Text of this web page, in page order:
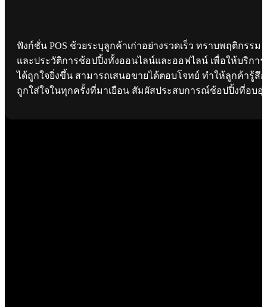
ฟังก์ชั่น POS ช้วยระบุลูกค้าเก่าอย่างรวดเร็ว ทราบพฤติกรรม
และประวัติการช้อปปิ้งทั้งออนไลน์และออฟไลน์ เพื่อให้บริการ
ได้ถูกใจยิ่งขึ้น สามารถเสนอขายได้ตอบโจทย์ ทำให้ลูกค้ารู้สึก
ถูกใส่ใจในทุกครั้งที่มาเยือน สัมผัสประสบการณ์ช้อปปิ้งที่อบอุ่